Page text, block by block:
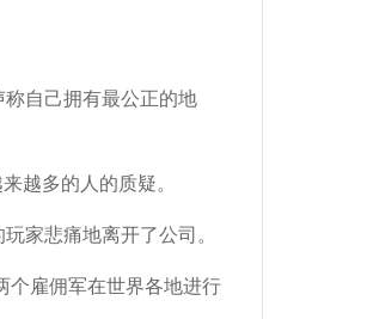
自己拥有最公正的地
越多的人的质疑。
家悲痛地离开了公司。
个雇佣军在世界各地进行